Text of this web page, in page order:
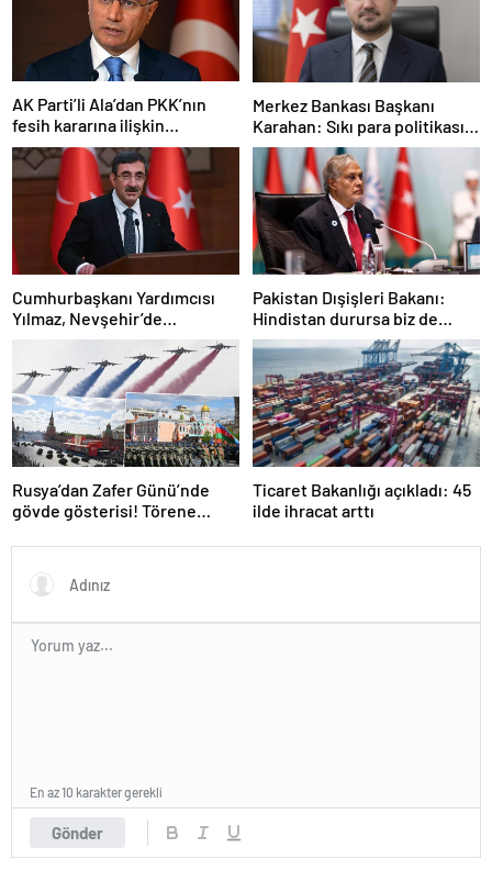
AK Parti’li Ala’dan PKK’nın
fesih kararına ilişkin
açıklama: Pazarlık söz konusu
değildir
Merkez Bankası Başkanı
Karahan: Sıkı para politikası
duruşumuz sürecek
Cumhurbaşkanı Yardımcısı
Yılmaz, Nevşehir’de
temaslarda bulundu! ‘Hiç
kimsenin tereddütü olmasın’
Pakistan Dışişleri Bakanı:
Hindistan durursa biz de
duracağız
Rusya’dan Zafer Günü’nde
gövde gösterisi! Törene
Ticaret Bakanlığı açıkladı: 45
ilde ihracat arttı
Gönder
En az 10 karakter gerekli